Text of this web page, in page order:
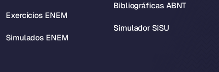
Exercícios ENEM
Simulados ENEM
Bibliográficas ABNT
Simulador SiSU